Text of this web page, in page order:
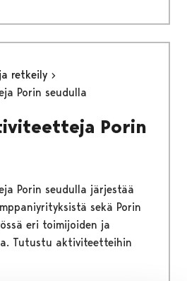
retkeily
Porin seudulla
Porin
Porin seudulla järjestää
sekä Porin
eri toimijoiden ja
Tutustu aktiviteetteihin